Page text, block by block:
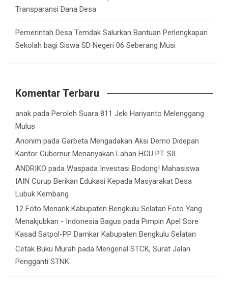
Transparansi Dana Desa
Pemerintah Desa Temdak Salurkan Bantuan Perlengkapan
Sekolah bagi Siswa SD Negeri 06 Seberang Musi
Komentar Terbaru
anak pada Peroleh Suara 811 Jeki Hariyanto Melenggang
Mulus
Anonim pada Garbeta Mengadakan Aksi Demo Didepan
Kantor Gubernur Menanyakan Lahan HGU PT. SIL
ANDRIKO pada Waspada Investasi Bodong! Mahasiswa
IAIN Curup Berikan Edukasi Kepada Masyarakat Desa
Lubuk Kembang
12 Foto Menarik Kabupaten Bengkulu Selatan Foto Yang
Menakjubkan - Indonesia Bagus pada Pimpin Apel Sore
Kasad Satpol-PP Damkar Kabupaten Bengkulu Selatan
Cetak Buku Murah pada Mengenal STCK, Surat Jalan
Pengganti STNK